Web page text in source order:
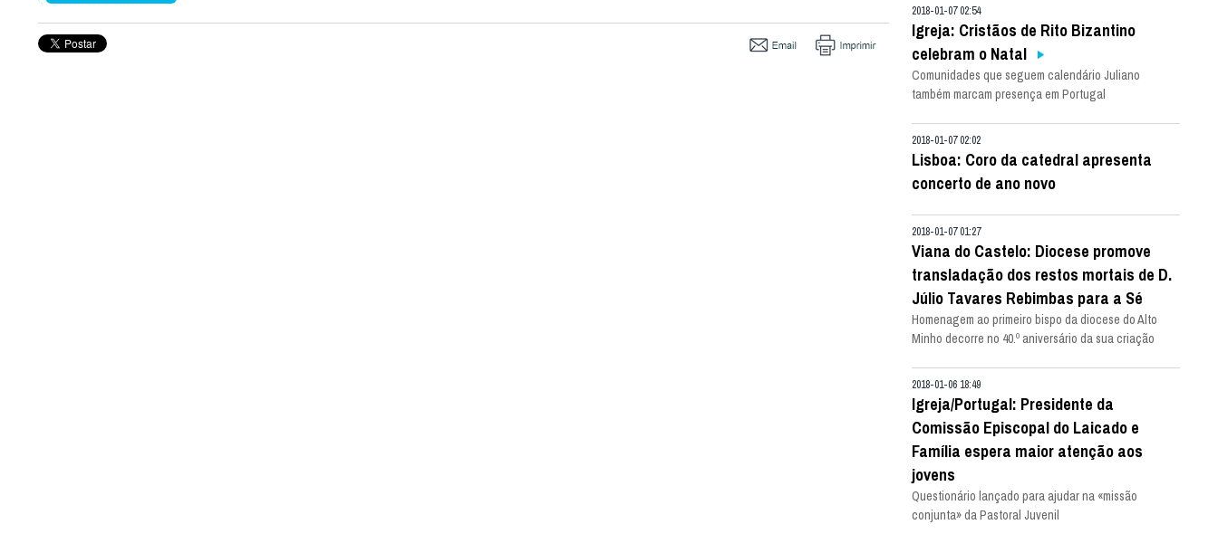
2018-01-07 02:54
Igreja: Cristãos de Rito Bizantino
celebram o Natal
Comunidades que seguem calendário Juliano
também marcam presença em Portugal
2018-01-07 02:02
Lisboa: Coro da catedral apresenta
concerto de ano novo
2018-01-07 01:27
Viana do Castelo: Diocese promove
transladação dos restos mortais de D.
Júlio Tavares Rebimbas para a Sé
Homenagem ao primeiro bispo da diocese do Alto
Minho decorre no 40.º aniversário da sua criação
2018-01-06 18:49
Igreja/Portugal: Presidente da
Comissão Episcopal do Laicado e
Família espera maior atenção aos
jovens
Questionário lançado para ajudar na «missão
conjunta» da Pastoral Juvenil